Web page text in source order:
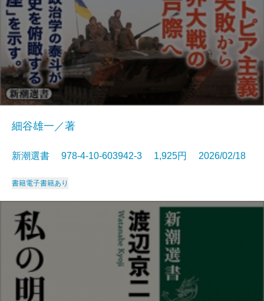
細谷雄一／著
新潮選書 978-4-10-603942-3 1,925円 2026/02/18
書籍電子書籍あり